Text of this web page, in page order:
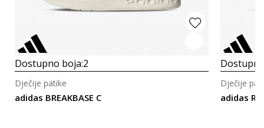
Dostupno boja:2
adidas BREAKBASE C
Dječije patike
adidas
Dječije